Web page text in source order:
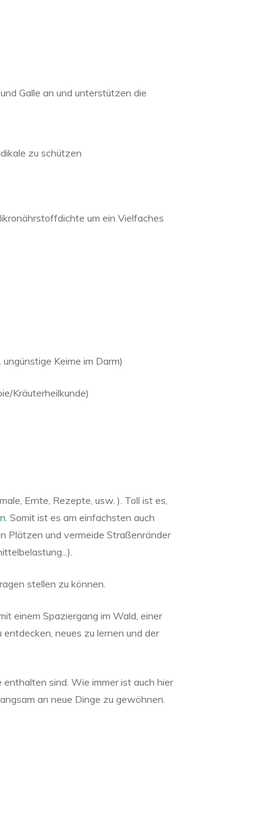
Galle an und unterstützen die
zu schützen
um ein Vielfaches
Keime im Darm)
Kräuterheilkunde)
Ernte, Rezepte, usw. ). Toll ist es,
. Somit ist es am einfachsten auch
Plätzen und vermeide Straßenränder
stellen zu können.
einem Spaziergang im Wald, einer
neues zu lernen und der
sind. Wie immer ist auch hier
an neue Dinge zu gewöhnen.